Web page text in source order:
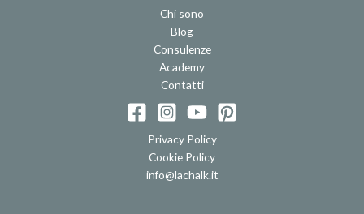
Chi sono
Blog
Consulenze
Academy
Contatti
Privacy Policy
Cookie Policy
info@lachalk.it